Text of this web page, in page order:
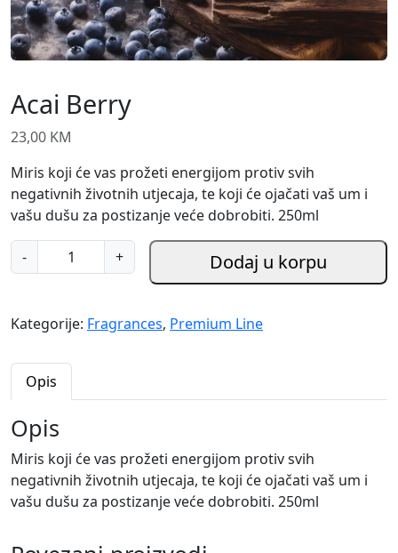
Acai Berry
23,00 KM
Miris koji će vas prožeti energijom protiv svih
negativnih životnih utjecaja, te koji će ojačati vaš um i
vašu dušu za postizanje veće dobrobiti. 250ml
-
c
i
B
r
y
k
o
l
i
i
+ Dodaj u korpu
Kategorije: Fragrances, Premium Line
Opis
Opis
Miris koji će vas prožeti energijom protiv svih
negativnih životnih utjecaja, te koji će ojačati vaš um i
vašu dušu za postizanje veće dobrobiti. 250ml